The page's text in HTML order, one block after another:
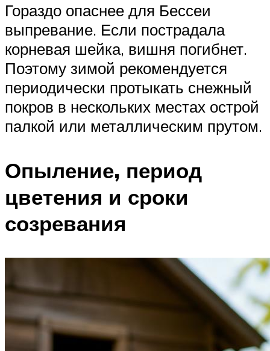
Гораздо опаснее для Бессеи
выпревание. Если пострадала
корневая шейка, вишня погибнет.
Поэтому зимой рекомендуется
периодически протыкать снежный
покров в нескольких местах острой
палкой или металлическим прутом.
Опыление, период
цветения и сроки
созревания